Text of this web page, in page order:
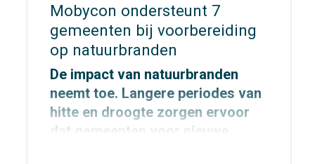
Mobycon ondersteunt 7
gemeenten bij voorbereiding
op natuurbranden
De impact van natuurbranden
neemt toe. Langere periodes van
hitte en droogte zorgen ervoor
dat gemeenten voor nieuwe